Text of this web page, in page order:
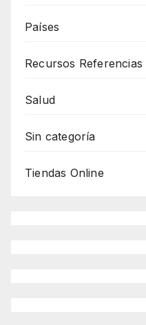
Países
Recursos Referencias
Salud
Sin categoría
Tiendas Online